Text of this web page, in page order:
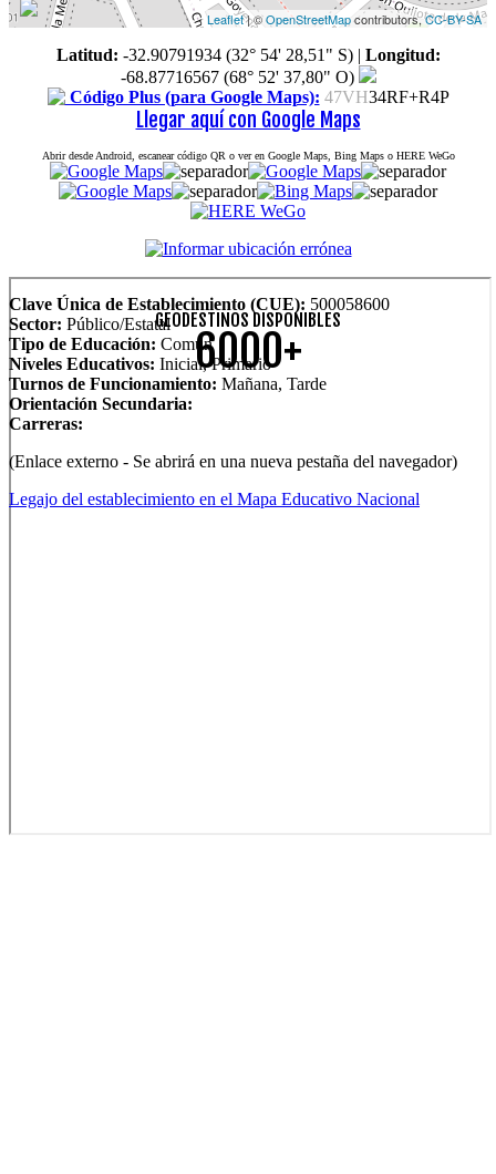
Leaflet| ©OpenStreetMapcontributors,CC-BY-SA
Latitud: -32.90791934 (32° 54' 28,51" S)| Longitud:
-68.87716567 (68° 52' 37,80" O)
Código Plus (para Google Maps): 47VH34RF+R4P
Llegar aquí con Google Maps
Abrir desde Android, escanear código QR o ver en Google Maps, Bing Maps o HERE WeGo
Clave Única de Establecimiento (CUE): 500058600
Sector: Público/Estatal
Tipo de Educación: Común
Niveles Educativos: Inicial, Primario
Turnos de Funcionamiento: Mañana, Tarde
Orientación Secundaria:
Carreras:
(Enlace externo - Se abrirá en una nueva pestaña del navegador)
Legajo del establecimiento en el Mapa Educativo Nacional
GEODESTINOS DISPONIBLES
6000+